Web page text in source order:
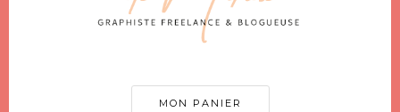
MON PANIER